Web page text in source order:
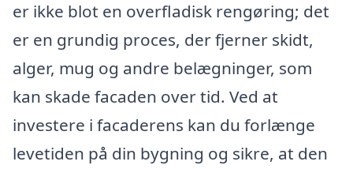
er ikke blot en overfladisk rengøring; det
er en grundig proces, der fjerner skidt,
alger, mug og andre belægninger, som
kan skade facaden over tid. Ved at
investere i facaderens kan du forlænge
levetiden på din bygning og sikre, at den